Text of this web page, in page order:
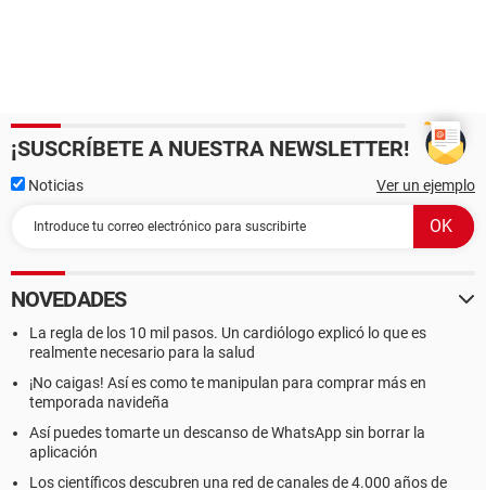
¡SUSCRÍBETE A NUESTRA NEWSLETTER!
Noticias Ver un ejemplo
NOVEDADES
La regla de los 10 mil pasos. Un cardiólogo explicó lo que es
realmente necesario para la salud
¡No caigas! Así es como te manipulan para comprar más en
temporada navideña
Así puedes tomarte un descanso de WhatsApp sin borrar la
aplicación
Los científicos descubren una red de canales de 4.000 años de